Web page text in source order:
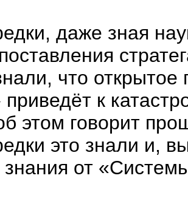
даже зная
что
приведёт к
этом говорит
это знали и,
знания от